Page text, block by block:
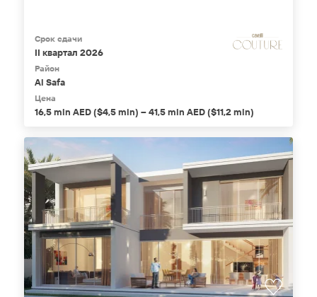
Срок сдачи
II квартал 2026
Район
Al Safa
Цена
16,5 mln AED ($4,5 mln) – 41,5 mln AED ($11,2 mln)